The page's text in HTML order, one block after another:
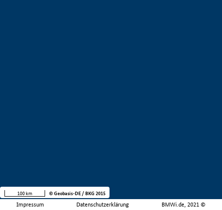
Impressum Datenschutzerklärung BMWi.de, 2021 ©
100 km © Geobasis-DE / BKG 2015